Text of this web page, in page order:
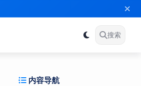
搜索
内容导航